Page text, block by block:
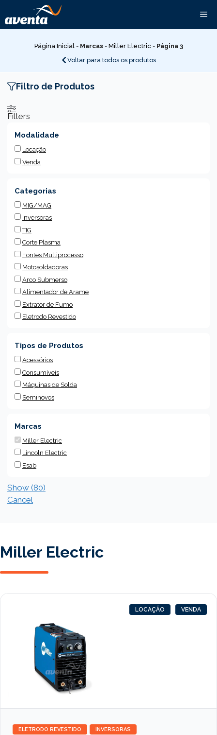
para
o
conteúdoPágina Inicial- Marcas- Miller Electric - Página 3
Voltar para todos os produtos
Miller Electric
LOCAÇÃO VENDA
ELETRODO REVESTIDO INVERSORAS
Filtro de Produtos
Filters
Modalidade
Locação
Venda
Categorias
MIG/MAG
Inversoras
TIG
Corte Plasma
Fontes Multiprocesso
Motosoldadoras
Arco Submerso
Alimentador de Arame
Extrator de Fumo
Eletrodo Revestido
Tipos de Produtos
Acessórios
Consumíveis
Máquinas de Solda
Seminovos
Marcas
Miller Electric
Lincoln Electric
Esab
Show (80)
Cancel